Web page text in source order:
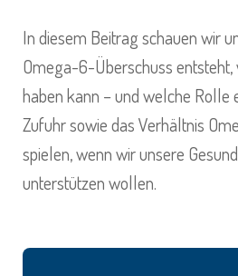
In diesem Beitrag schauen wir
Omega-6-Überschuss
haben kann – und welche Rolle
Zufuhr sowie das Verhältnis
spielen, wenn wir unsere
unterstützen wollen.